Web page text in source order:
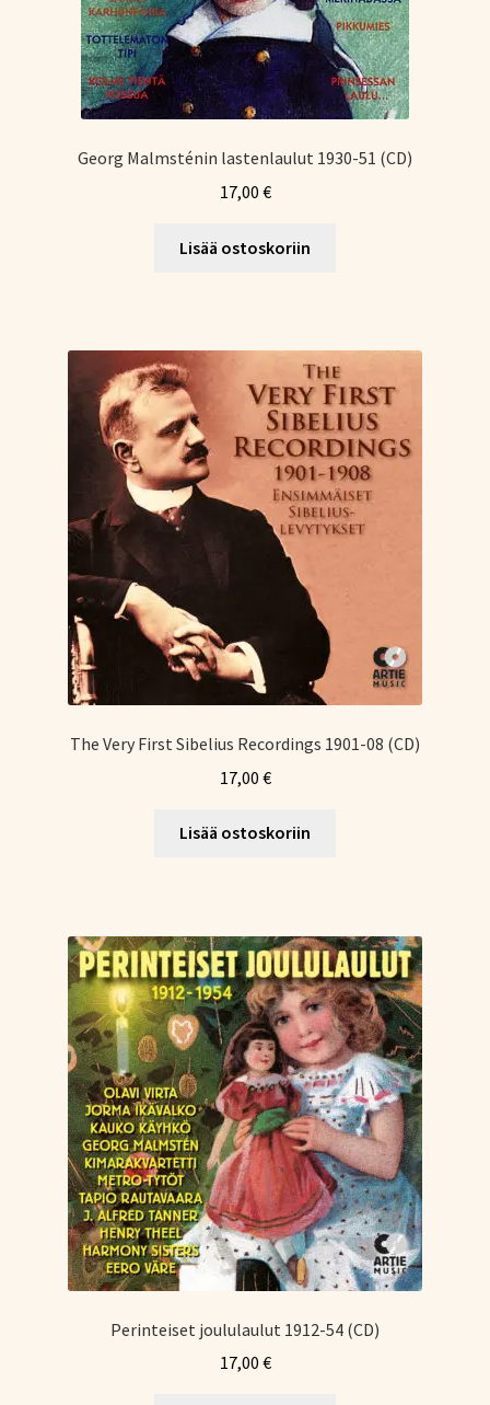
Georg Malmsténin lastenlaulut 1930-51 (CD)
17,00 €
Lisää ostoskoriin
The Very First Sibelius Recordings 1901-08 (CD)
17,00 €
Lisää ostoskoriin
Perinteiset joululaulut 1912-54 (CD)
17,00 €